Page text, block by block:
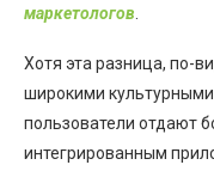
маркетологов
Хотя эта разница, по-
широкими
пользователи отдают
интегрированным